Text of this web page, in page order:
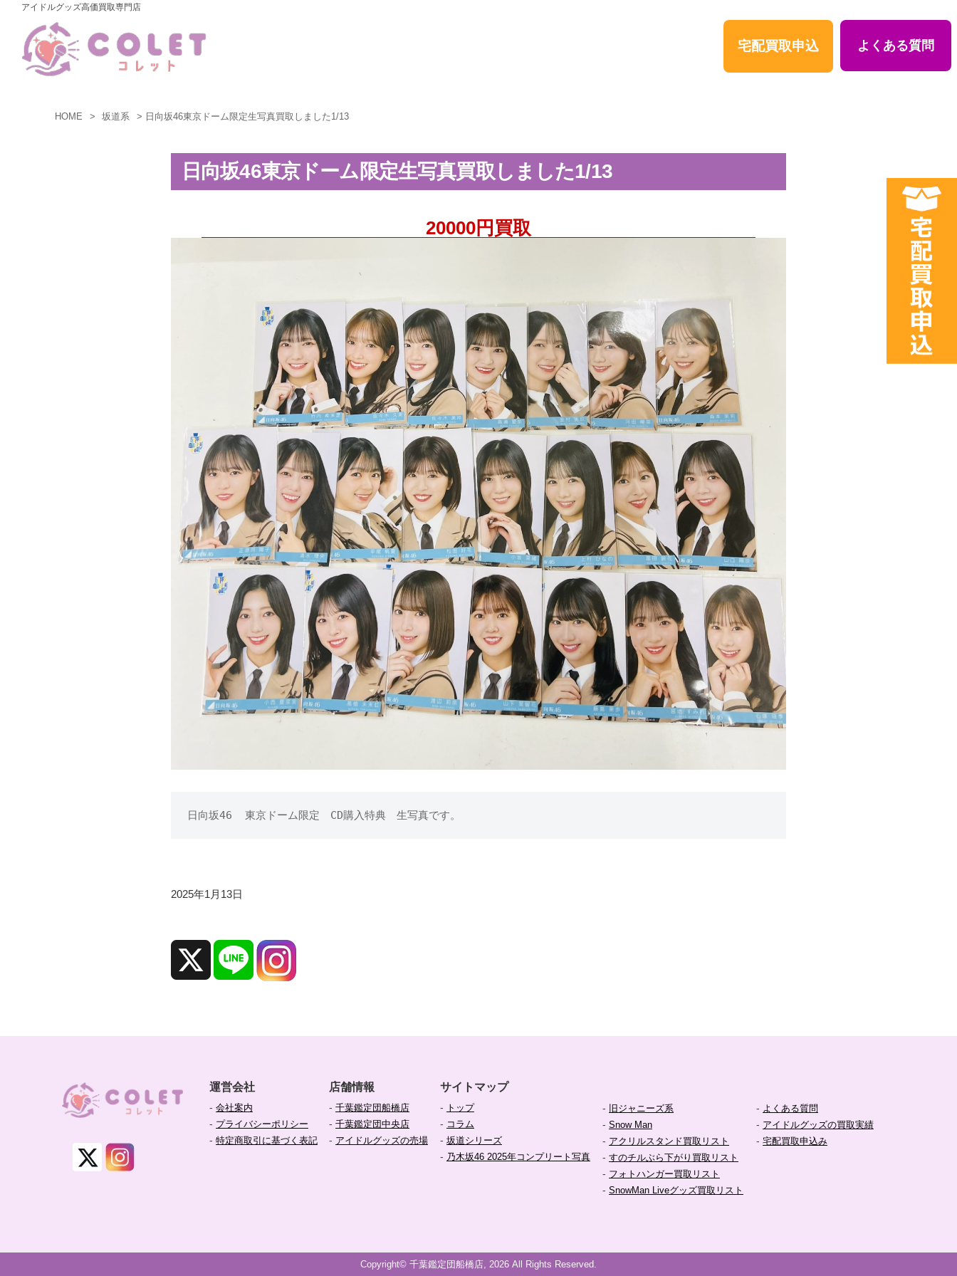
アイドルグッズ高価買取専門店
宅配買取申込 よくある質問
HOME 坂道系 日向坂46東京ドーム限定生写真買取しました1/13
日向坂46東京ドーム限定生写真買取しました1/13
20000円買取
日向坂46  東京ドーム限定　CD購入特典　生写真です。
2025年1月13日
d
o
s
u
s
e
運営会社
- 会社案内
- プライバシーポリシー
- 特定商取引に基づく表記
店舗情報
- 千葉鑑定団船橋店
- 千葉鑑定団中央店
- アイドルグッズの売場
サイトマップ
- トップ
- コラム
- 坂道シリーズ
- 乃木坂46 2025年コンプリート写真
- 旧ジャニーズ系
- Snow Man
- アクリルスタンド買取リスト
- すのチルぶら下がり買取リスト
- フォトハンガー買取リスト
- SnowMan Liveグッズ買取リスト
- よくある質問
- アイドルグッズの買取実績
- 宅配買取申込み
Copyright© 千葉鑑定団船橋店, 2026 All Rights Reserved.